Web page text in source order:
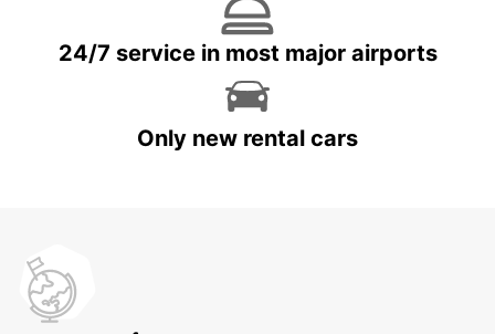
24/7 service in most major airports
Only new rental cars